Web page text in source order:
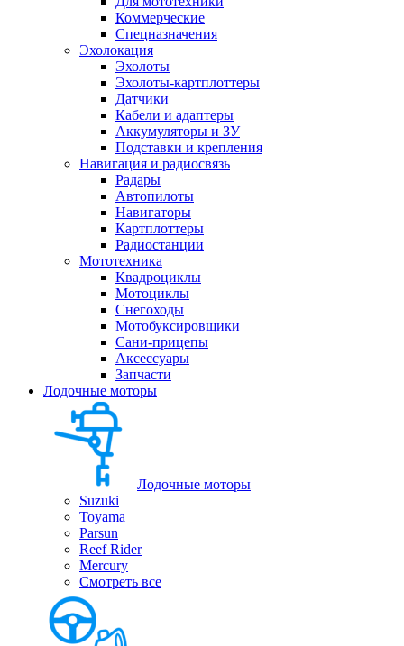
Коммерческие
Спецназначения
Эхолокация
Эхолоты
Эхолоты-картплоттеры
Датчики
Кабели и адаптеры
Аккумуляторы и ЗУ
Подставки и крепления
Навигация и радиосвязь
Радары
Автопилоты
Навигаторы
Картплоттеры
Радиостанции
Мототехника
Квадроциклы
Мотоциклы
Снегоходы
Мотобуксировщики
Сани-прицепы
Аксессуары
Запчасти
Лодочные моторы
Лодочные моторы
Suzuki
Toyama
Parsun
Reef Rider
Mercury
Смотреть все